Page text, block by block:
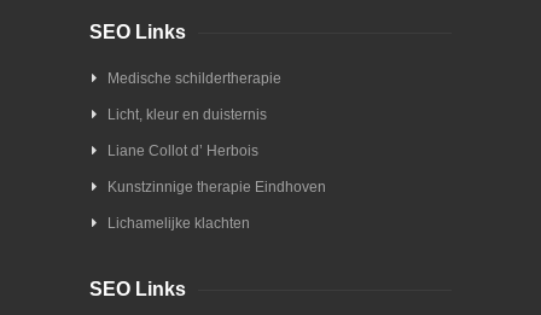
SEO Links
Medische schildertherapie
Licht, kleur en duisternis
Liane Collot d’ Herbois
Kunstzinnige therapie Eindhoven
Lichamelijke klachten
SEO Links